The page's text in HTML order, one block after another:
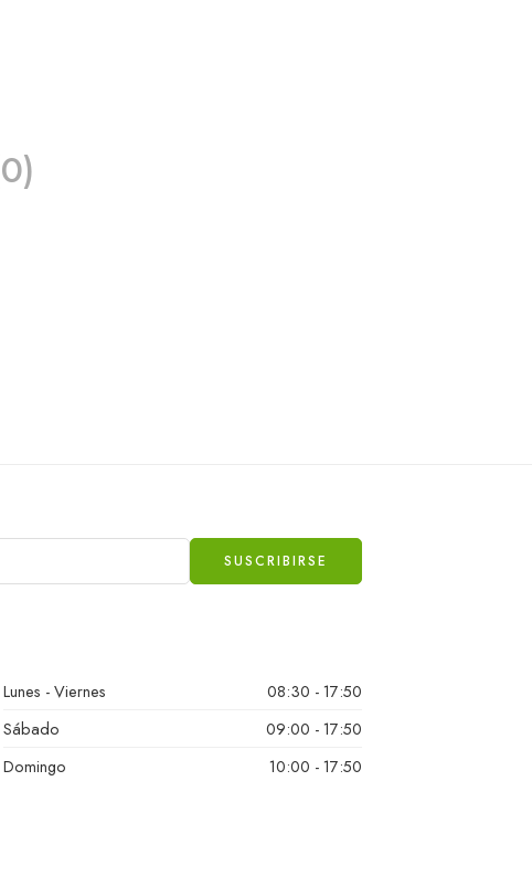
Lunes - Viernes
08:30 - 17:50
Sábado
09:00 - 17:50
Domingo
10:00 - 17:50